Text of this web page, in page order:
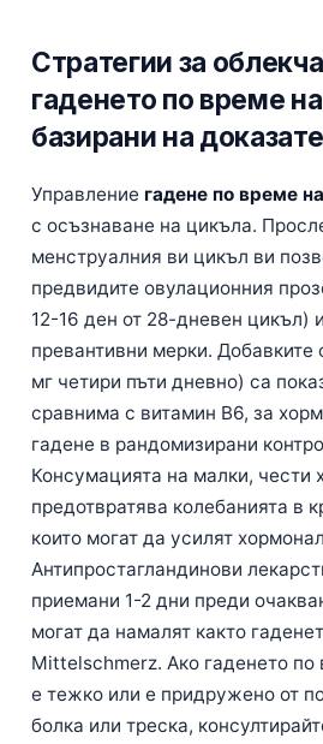
Стратегии за
гаденето по време
базирани на
Управление гадене по време
с осъзнаване на цикъла.
менструалния ви цикъл ви
предвидите овулационния
12-16 ден от 28-дневен цикъл)
превантивни мерки.
мг четири пъти дневно) са
сравнима с витамин B6, за
гадене в рандомизирани
Консумацията на малки, чести
предотвратява колебанията в
които могат да усилят
Антипростагландинови
приемани 1-2 дни преди
могат да намалят както
Mittelschmerz. Ако гаденето по
е тежко или е придружено от
болка или треска,